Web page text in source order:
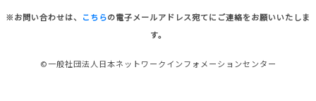
※お問い合わせは、 こちらの電子メールアドレス宛てにご連絡をお願いいたしま
す。
©一般社団法人日本ネットワークインフォメーションセンター